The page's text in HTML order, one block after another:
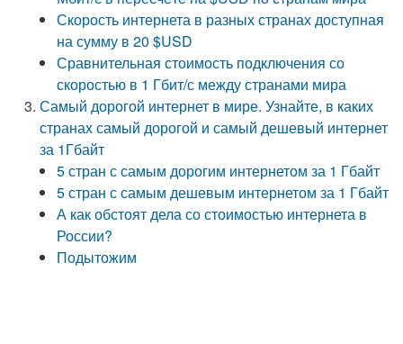
Скорость интернета в разных странах доступная
на сумму в 20 $USD
Сравнительная стоимость подключения со
скоростью в 1 Гбит/с между странами мира
Самый дорогой интернет в мире. Узнайте, в каких
странах самый дорогой и самый дешевый интернет
за 1Гбайт
5 стран с самым дорогим интернетом за 1 Гбайт
5 стран с самым дешевым интернетом за 1 Гбайт
А как обстоят дела со стоимостью интернета в
России?
Подытожим